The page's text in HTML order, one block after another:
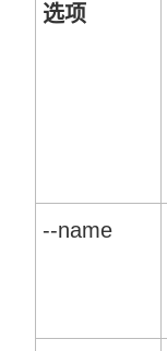
选项
--name